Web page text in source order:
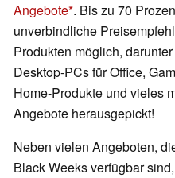
Angebote . Bis zu 70
unverbindliche
Produkten möglich,
Desktop-PCs für Office,
Home-Produkte und vieles
Angebote herausgepickt!
Neben vielen Angeboten,
Black Weeks verfügbar